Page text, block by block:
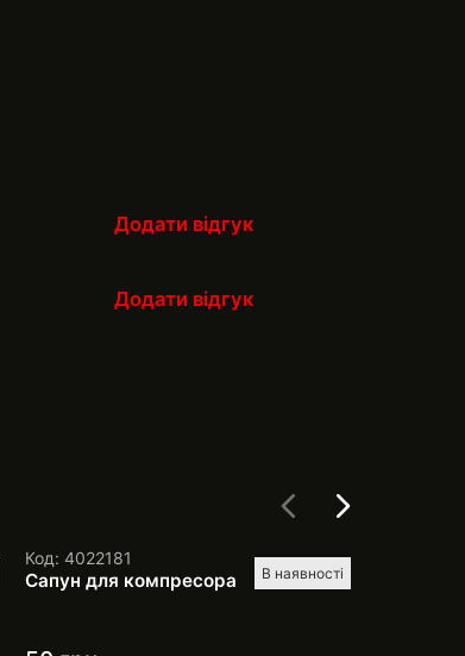
Додати відгук
Додати відгук
В наявності
Код: 4022181
Сапун для компресора